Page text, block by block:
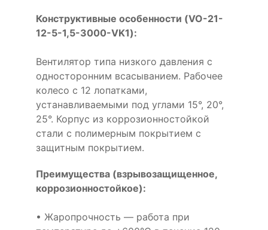
Конструктивные особенности (VO-21-
12-5-1,5-3000-VK1):
Вентилятор типа низкого давления с
односторонним всасыванием. Рабочее
колесо с 12 лопатками,
устанавливаемыми под углами 15°, 20°,
25°. Корпус из коррозионностойкой
стали с полимерным покрытием с
защитным покрытием.
Преимущества (взрывозащищенное,
коррозионностойкое):
• Жаропрочность — работа при